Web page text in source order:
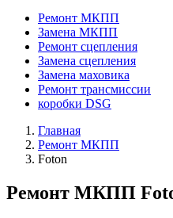
Ремонт МКПП
Замена МКПП
Ремонт сцепления
Замена сцепления
Замена маховика
Ремонт трансмиссии
коробки DSG
Главная
Ремонт МКПП
Foton
Ремонт МКПП